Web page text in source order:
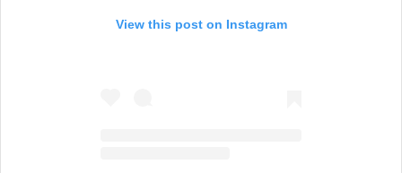
View this post on Instagram